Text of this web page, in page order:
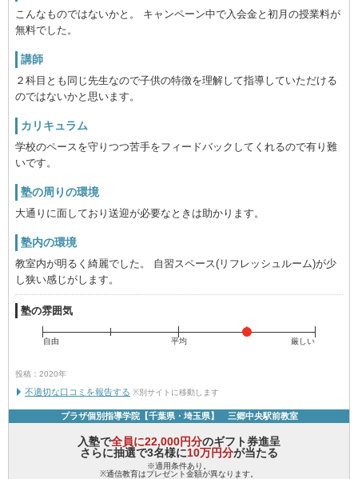
こんなものではないかと。 キャンペーン中で入会金と初月の授業料が
無料でした。
講師
２科目とも同じ先生なので子供の特徴を理解して指導していただける
のではないかと思います。
カリキュラム
学校のペースを守りつつ苦手をフィードバックしてくれるので有り難
いです。
塾の周りの環境
大通りに面しており送迎が必要なときは助かります。
塾内の環境
教室内が明るく綺麗でした。 自習スペース(リフレッシュルーム)が少
し狭い感じがします。
塾の雰囲気
自由 平均 厳しい
投稿：2020年
不適切な口コミを報告する ※別サイトに移動します
プラザ個別指導学院【千葉県・埼玉県】 三郷中央駅前教室
入塾で全員に22,000円分のギフト券進呈
さらに抽選で3名様に10万円分が当たる
※適用条件あり。
※通信教育はプレゼント金額が異なります。